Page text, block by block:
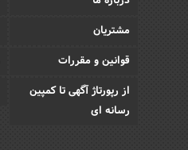
مشتریان
قوانین و مقررات
از رپورتاژ آگهی تا کمپین
رسانه ای